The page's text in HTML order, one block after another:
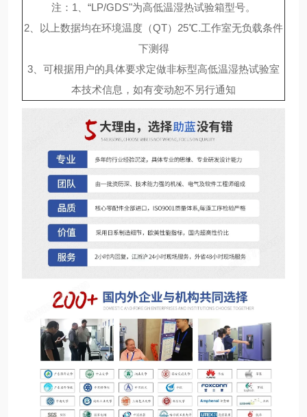
注：1、“LP/GDS"为高低温湿热试验箱型号。
2、以上数据均在环境温度（QT）25℃.工作室无负载条件
下测得
3、可根据用户的具体要求定做非标型高低温湿热试验室
本技术信息，如有变动恕不另行通知